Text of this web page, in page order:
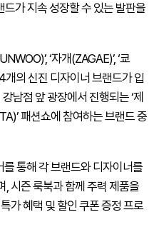
드가 지속 성장할 수 있는 발판을
‘자개(ZAGAE)’, ‘쿄
개의 신진 디자이너 브랜드가 입
남점 앞 광장에서 진행되는 ‘제
패션쇼에 참여하는 브랜드 중
통해 각 브랜드와 디자이너를
시즌 룩북과 함께 주력 제품을
가 혜택 및 할인 쿠폰 증정 프로